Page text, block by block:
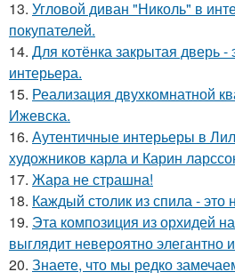
13. Угловой диван "Николь" в
покупателей.
14. Для котёнка закрытая дверь -
интерьера.
15. Реализация двухкомнатной
Ижевска.
16. Аутентичные интерьеры в
художников карла и Карин
17. Жара не страшна!
18. Каждый столик из спила - это
19. Эта композиция из орхидей
выглядит невероятно элегантно
20. Знаете, что мы редко